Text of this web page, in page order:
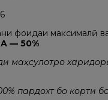
фоидаи максималӣ
— 50%
маҳсулотро
пардохт бо корти